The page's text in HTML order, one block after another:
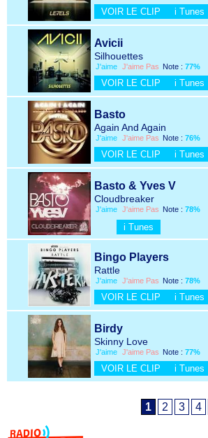
VOIR LE CLIP i Tunes
Avicii
Silhouettes
J'aime J'aime Pas Note : 77%
VOIR LE CLIP i Tunes
Basto
Again And Again
J'aime J'aime Pas Note : 76%
VOIR LE CLIP i Tunes
Basto & Yves V
Cloudbreaker
J'aime J'aime Pas Note : 78%
i Tunes
Bingo Players
Rattle
J'aime J'aime Pas Note : 78%
VOIR LE CLIP i Tunes
Birdy
Skinny Love
J'aime J'aime Pas Note : 77%
VOIR LE CLIP i Tunes
1 2 3 4